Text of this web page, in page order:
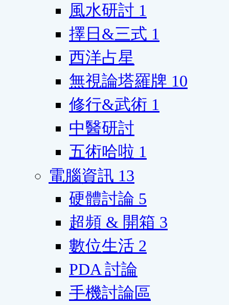
風水研討 1
擇日&三式 1
西洋占星
無視論塔羅牌 10
修行&武術 1
中醫研討
五術哈啦 1
電腦資訊 13
硬體討論 5
超頻 & 開箱 3
數位生活 2
PDA 討論
手機討論區